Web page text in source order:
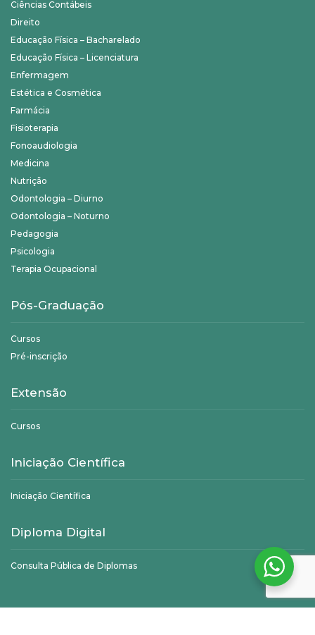
Ciências Contábeis
Direito
Educação Física – Bacharelado
Educação Física – Licenciatura
Enfermagem
Estética e Cosmética
Farmácia
Fisioterapia
Fonoaudiologia
Medicina
Nutrição
Odontologia – Diurno
Odontologia – Noturno
Pedagogia
Psicologia
Terapia Ocupacional
Pós-Graduação
Cursos
Pré-inscrição
Extensão
Cursos
Iniciação Científica
Iniciação Científica
Diploma Digital
Consulta Pública de Diplomas